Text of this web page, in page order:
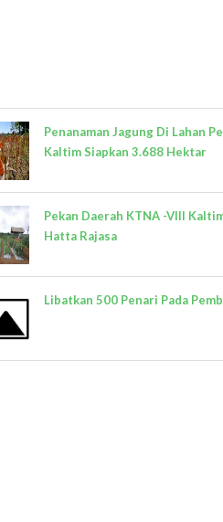
Penanaman Jagung Di Lahan
Kaltim Siapkan 3.688 Hektar
Pekan Daerah KTNA -VIII
Hatta Rajasa
Libatkan 500 Penari Pada